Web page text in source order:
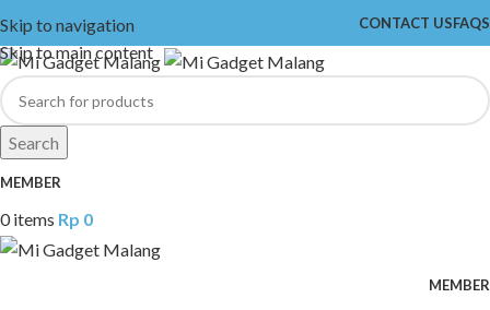
Skip to navigation
Skip to main content
CONTACT USFAQS
Search
MEMBER
0items Rp 0
MEMBER